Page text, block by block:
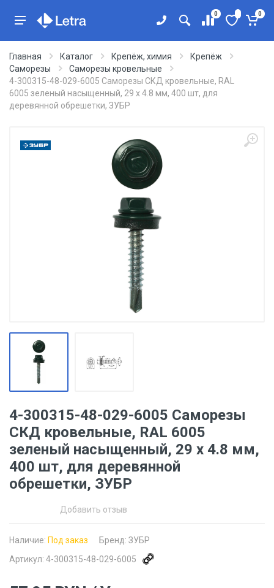
0 0
Главная Каталог Крепёж, химия
Крепёж
Саморезы
Саморезы кровельные
4-300315-48-029-6005 Саморезы СКД кровельные, RAL
6005 зеленый насыщенный, 29 х 4.8 мм, 400 шт, для
деревянной обрешетки, ЗУБР
4-300315-48-029-6005 Саморезы
СКД кровельные, RAL 6005
зеленый насыщенный, 29 х 4.8 мм,
400 шт, для деревянной
обрешетки, ЗУБР
Добавить отзыв
Наличие: Под заказ Бренд: ЗУБР
Артикул: 4-300315-48-029-6005